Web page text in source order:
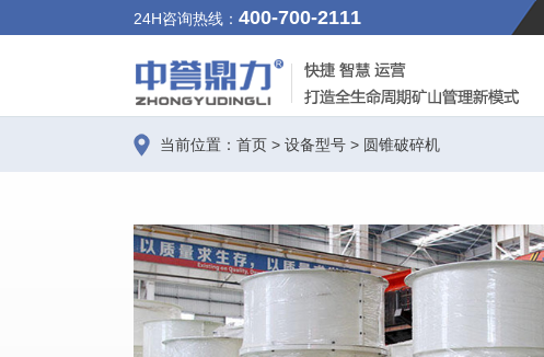
24H咨询热线： 400-700-2111
当前位置： 首页 > 设备型号 > 圆锥破碎机